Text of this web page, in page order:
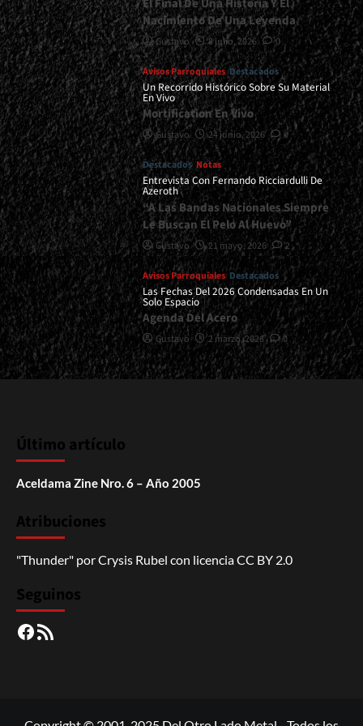
El Final De Una Historia Y El
Nacimiento De Una Leyenda
Gustavo 8 julio, 2026 0
Avisos Parroquiales Destacados
Un Recorrido Histórico Sobre Su Material
En Vivo
Mortification En Vivo
Gustavo 24 junio, 2026 0
Destacados Notas
Entrevista Con Fernando Ricciardulli De
Azeroth
“A Las Bandas Nacionales Siempre
Le Buscan El Pelo Al Huevo”
Gustavo 21 mayo, 2026 2
Avisos Parroquiales Destacados
Las Fechas Del 2026 Condensadas En Un
Solo Espacio
Agenda Del Acero
Gustavo 2 marzo, 2026 0
Último artículo
Aceldama Zine Nro. 6 – Año 2005
Atribuciones
"Thunder" porCrysis Rubel con licenciaCC BY 2.0
Seguinos
Facebook
RSS